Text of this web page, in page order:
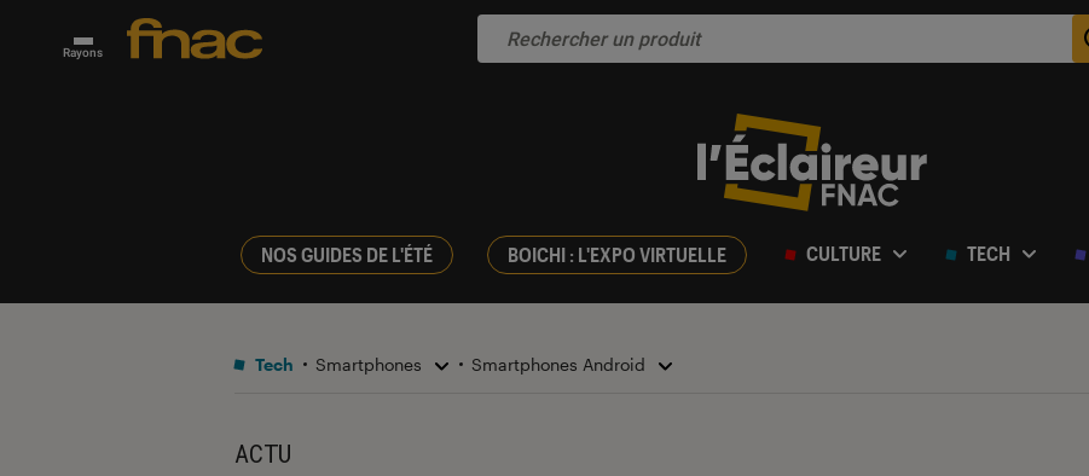
Rayons
NOS GUIDES DE L'ÉTÉ BOICHI : L'EXPO VIRTUELLE CULTURE TECH
Tech Smartphones Smartphones Android
ACTU